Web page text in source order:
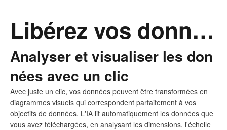
Libérez vos données en des visuels époustouflants
Analyser et visualiser les don
nées avec un clic
Avec juste un clic, vos données peuvent être transformées en
diagrammes visuels qui correspondent parfaitement à vos
objectifs de données. L'IA lit automatiquement les données que
vous avez téléchargées, en analysant les dimensions, l'échelle